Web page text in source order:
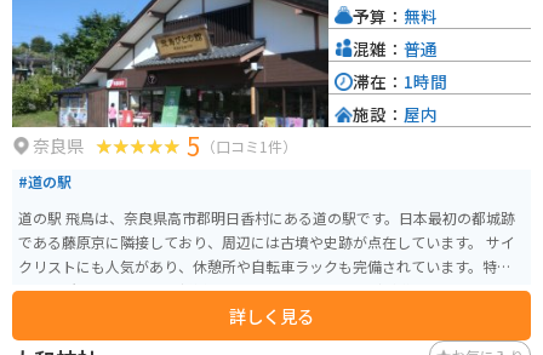
奈良県 5 （口コミ1件）
#道の駅
道の駅 飛鳥は、奈良県高市郡明日香村にある道の駅です。日本最初の都城跡
である藤原京に隣接しており、周辺には古墳や史跡が点在しています。 サイ
クリストにも人気があり、休憩所や自転車ラックも完備されています。特産
品販売所では、地元産の新鮮な野菜や果物、お土産などが購入できます。 レ
ストランでは、地元の食材を使った郷土料理や、古代米を使ったメニューな
どが楽しめます。おすすめは、古代米を使った「飛鳥鍋」です。 周辺には、
詳しく見る
予算： 無料
混雑： 普通
滞在： 1時間
施設： 屋内